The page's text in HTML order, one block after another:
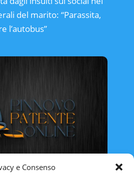
e Consenso
del marito: “Parassita,
l’autobus”